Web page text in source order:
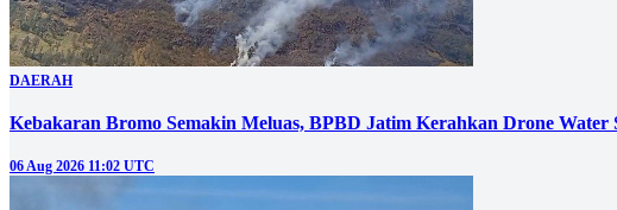
DAERAH
Kebakaran Bromo Semakin Meluas, BPBD Jatim Kerahkan Drone Water
06 Aug 2026 11:02 UTC